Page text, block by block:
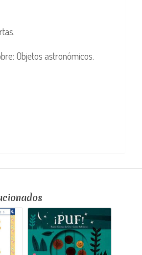
Objetos astronómicos.